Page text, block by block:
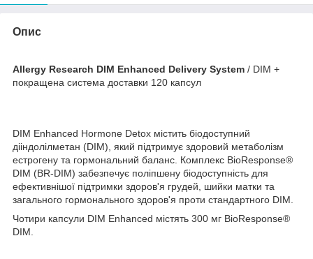
Опис
Allergy Research DIM Enhanced Delivery System / DIM +
покращена система доставки 120 капсул
DIM Enhanced Hormone Detox містить біодоступний
дііндолілметан (DIM), який підтримує здоровий метаболізм
естрогену та гормональний баланс. Комплекс BioResponse®
DIM (BR-DIM) забезпечує поліпшену біодоступність для
ефективнішої підтримки здоров'я грудей, шийки матки та
загального гормонального здоров'я проти стандартного DIM.
Чотири капсули DIM Enhanced містять 300 мг BioResponse®
DIM.